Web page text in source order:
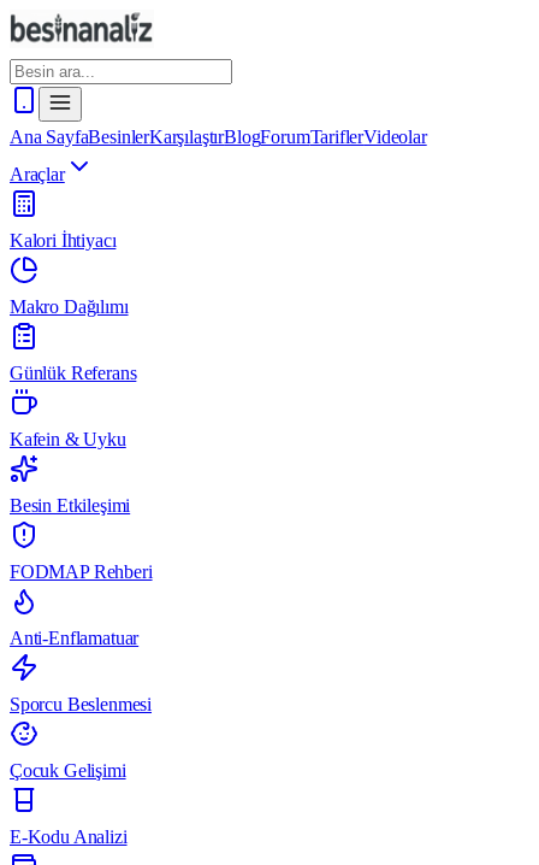
Ana SayfaBesinlerKarşılaştırBlogForumTariflerVideolar
Araçlar
Kalori İhtiyacı
Makro Dağılımı
Günlük Referans
Kafein & Uyku
Besin Etkileşimi
FODMAP Rehberi
Anti-Enflamatuar
Sporcu Beslenmesi
Çocuk Gelişimi
E-Kodu Analizi